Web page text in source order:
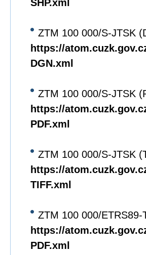
SHP.xml
ZTM 100 000/S-JTSK
https://
DGN.xml
ZTM 100 000/S-JTSK
https://
PDF.xml
ZTM 100 000/S-JTSK
https://
TIFF.xml
ZTM 100 000/ETRS89-
https://
PDF.xml